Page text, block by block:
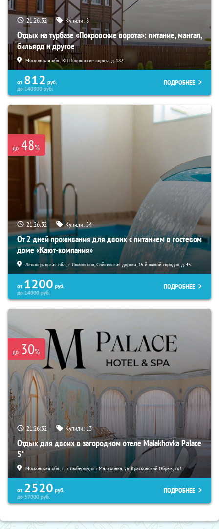
21:26:51 Купили:8
Отдых на турбазе «Покровские ворота»: питание, мангал,
бильярд и другое
Московская обл., КП Покровские ворота, д. 182
от 812 руб.
до140800руб.
ПОДРОБНЕЕ
до 48%
21:26:51 Купили:34
От 2 дней проживания для двоих с питанием в гостевом
доме «Кают-компания»
Ленинградская обл., г. Ломоносов, Сойкинская дорога, 15-й жилой городок, д. 43
от 1200 руб.
до14900руб.
ПОДРОБНЕЕ
до 30%
21:26:51 Купили:13
Отдых для двоих в загородном отеле Malakhovka Palace
5*
Московская обл., г. о. Люберцы, пгт Малаховка, ул. Красковский Обрыв, 7к1
от 2520 руб.
до57000руб.
ПОДРОБНЕЕ